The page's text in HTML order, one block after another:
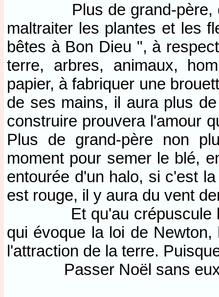
Plus de grand-père, qui
maltraiter les plantes et les
bêtes à Bon Dieu ", à
terre, arbres, animaux,
papier, à fabriquer une
de ses mains, il aura plus
construire prouvera l'amour
Plus de grand-père non
moment pour semer le blé,
entourée d'un halo, si c'est
est rouge, il y aura du vent
Et qu'au crépuscule le
qui évoque la loi de
l'attraction de la terre.
Passer Noël sans eux.